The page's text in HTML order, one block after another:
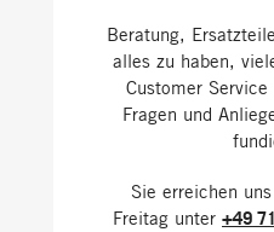
Beratung,
alles zu haben,
Customer
Fragen und
Sie erreichen
Freitag unter +49